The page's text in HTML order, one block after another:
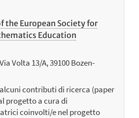
the European Society for
Education
Volta 13/A, 39100 Bozen-
contributi di ricerca (paper
progetto a cura di
coinvolti/e nel progetto